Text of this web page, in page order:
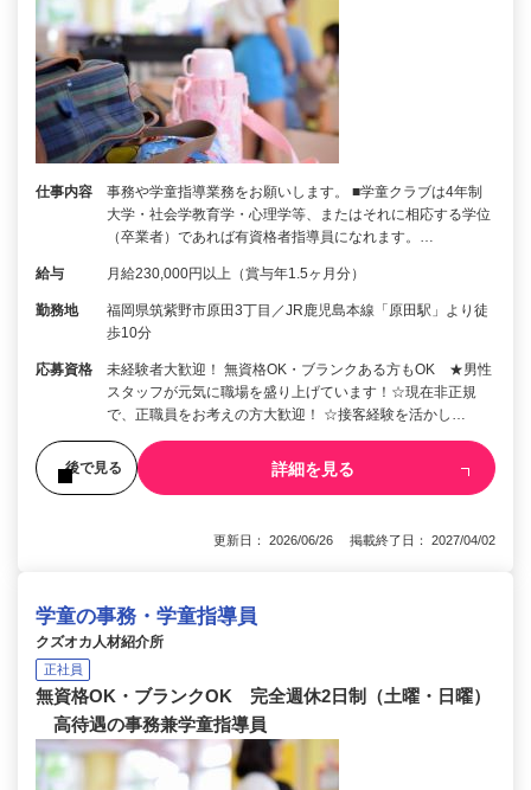
仕事内容
事務や学童指導業務をお願いします。 ■学童クラブは4年制
大学・社会学教育学・心理学等、またはそれに相応する学位
（卒業者）であれば有資格者指導員になれます。…
給与 月給230,000円以上（賞与年1.5ヶ月分）
勤務地
福岡県筑紫野市原田3丁目／JR鹿児島本線「原田駅」より徒
歩10分
応募資格
未経験者大歓迎！ 無資格OK・ブランクある方もOK ★男性
スタッフが元気に職場を盛り上げています！☆現在非正規
で、正職員をお考えの方大歓迎！ ☆接客経験を活かし…
後で見る 詳細を見る
更新日： 2026/06/26 掲載終了日： 2027/04/02
学童の事務・学童指導員
クズオカ人材紹介所
正社員
無資格OK・ブランクOK 完全週休2日制（土曜・日曜）
高待遇の事務兼学童指導員